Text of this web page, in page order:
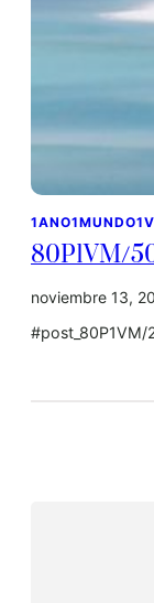
80P1VM/
noviembre 13,
#post_80P1VM/